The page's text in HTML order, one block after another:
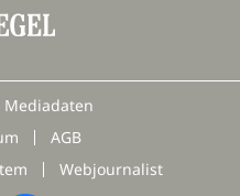
Mediadaten
AGB
Webjournalist